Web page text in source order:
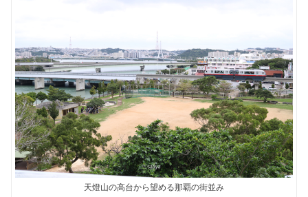
天燈山の高台から望める那覇の街並み